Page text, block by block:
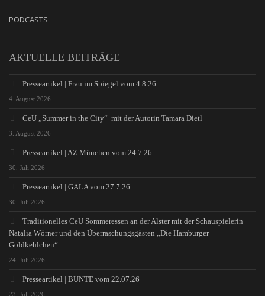
PODCASTS
AKTUELLE BEITRÄGE
Presseartikel | Frau im Spiegel vom 4.8.26
4. August 2026
CeU „Summer in the City“ mit der Autorin Tamara Dietl
3. August 2026
Presseartikel | AZ München vom 24.7.26
30. Juli 2026
Presseartikel | GALA vom 27.7.26
30. Juli 2026
Traditionelles CeU Sommeressen an der Alster mit der Schauspielerin
Natalia Wörner und den Überraschungsgästen „Die Hamburger
Goldkehlchen“
24. Juli 2026
Presseartikel | BUNTE vom 22.07.26
23. Juli 2026